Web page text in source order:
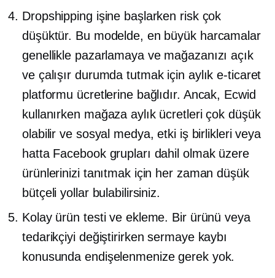
Dropshipping işine başlarken risk çok
düşüktür. Bu modelde, en büyük harcamalar
genellikle pazarlamaya ve mağazanızı açık
ve çalışır durumda tutmak için aylık e-ticaret
platformu ücretlerine bağlıdır. Ancak, Ecwid
kullanırken mağaza aylık ücretleri çok düşük
olabilir ve sosyal medya, etki iş birlikleri veya
hatta Facebook grupları dahil olmak üzere
ürünlerinizi tanıtmak için her zaman düşük
bütçeli yollar bulabilirsiniz.
Kolay ürün testi ve ekleme. Bir ürünü veya
tedarikçiyi değiştirirken sermaye kaybı
konusunda endişelenmenize gerek yok.